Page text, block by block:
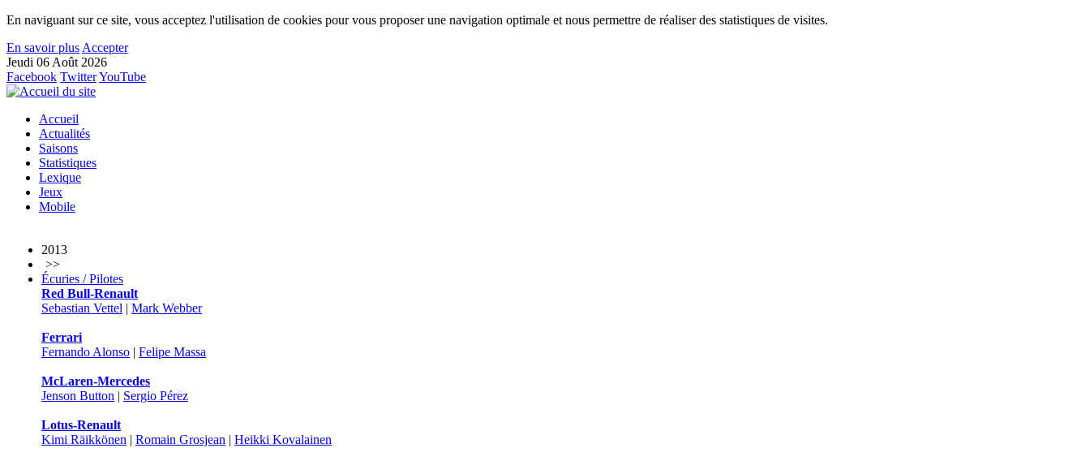
En naviguant sur ce site, vous acceptez l'utilisation de cookies pour vous proposer une navigation optimale et nous permettre de réaliser des statistiques de visites.
En savoir plus Accepter
Jeudi 06 Août 2026
Facebook TwitterYouTube
Accueil
Actualités
Saisons
Statistiques
Lexique
Jeux
Mobile
2013
>>
Écuries / Pilotes
Red Bull-Renault
Sebastian Vettel | Mark Webber
Ferrari
Fernando Alonso | Felipe Massa
McLaren-Mercedes
Jenson Button | Sergio Pérez
Lotus-Renault
Kimi Räikkönen | Romain Grosjean | Heikki Kovalainen